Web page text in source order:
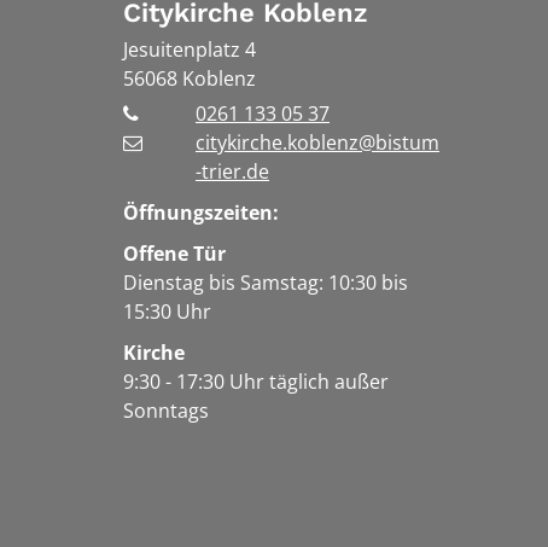
Citykirche Koblenz
Jesuitenplatz 4
56068 Koblenz
0261 133 05 37
citykirche.koblenz@bistum
-trier.de
Öffnungszeiten:
Offene Tür
Dienstag bis Samstag: 10:30 bis
15:30 Uhr
Kirche
9:30 - 17:30 Uhr täglich außer
Sonntags